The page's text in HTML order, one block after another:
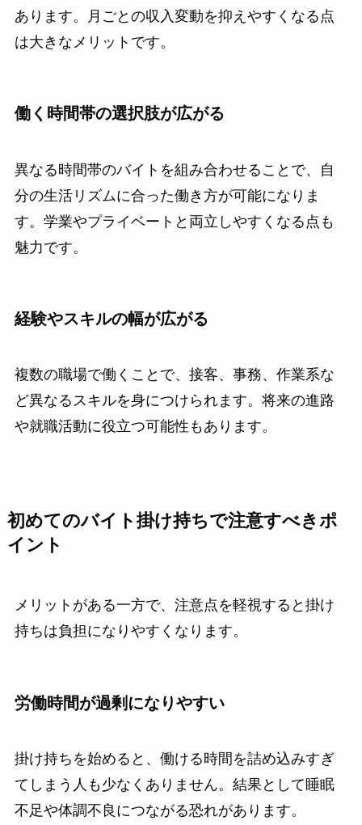
あります。月ごとの収入変動を抑えやすくなる点
は大きなメリットです。
働く時間帯の選択肢が広がる
異なる時間帯のバイトを組み合わせることで、自
分の生活リズムに合った働き方が可能になりま
す。学業やプライベートと両立しやすくなる点も
魅力です。
経験やスキルの幅が広がる
複数の職場で働くことで、接客、事務、作業系な
ど異なるスキルを身につけられます。将来の進路
や就職活動に役立つ可能性もあります。
初めてのバイト掛け持ちで注意すべきポ
イント
メリットがある一方で、注意点を軽視すると掛け
持ちは負担になりやすくなります。
労働時間が過剰になりやすい
掛け持ちを始めると、働ける時間を詰め込みすぎ
てしまう人も少なくありません。結果として睡眠
不足や体調不良につながる恐れがあります。